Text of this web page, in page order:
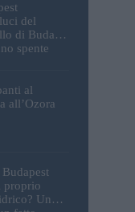
del
di Buda e
spente
al
all’Ozora
proprio
Un